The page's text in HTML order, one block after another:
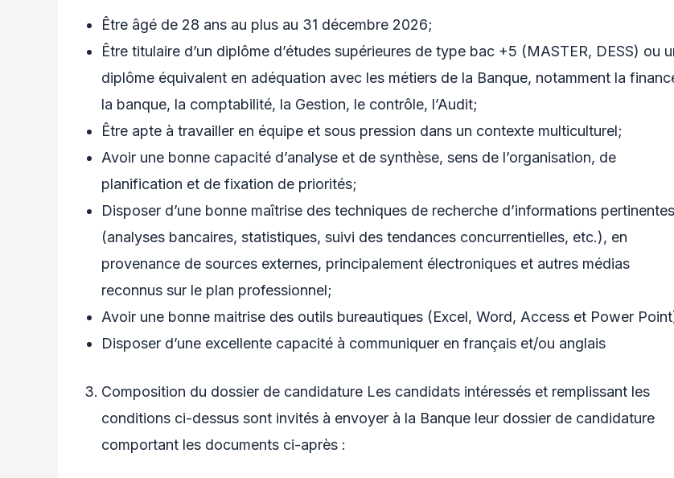
Être âgé de 28 ans au plus au 31 décembre 2026;
Être titulaire d’un diplôme d’études supérieures de type bac +5 (MASTER, DESS) ou
diplôme équivalent en adéquation avec les métiers de la Banque, notamment la
la banque, la comptabilité, la Gestion, le contrôle, l’Audit;
Être apte à travailler en équipe et sous pression dans un contexte multiculturel;
Avoir une bonne capacité d’analyse et de synthèse, sens de l’organisation, de
planification et de fixation de priorités;
Disposer d’une bonne maîtrise des techniques de recherche d’informations pertinentes
(analyses bancaires, statistiques, suivi des tendances concurrentielles, etc.), en
provenance de sources externes, principalement électroniques et autres médias
reconnus sur le plan professionnel;
Avoir une bonne maitrise des outils bureautiques (Excel, Word, Access et Power
Disposer d’une excellente capacité à communiquer en français et/ou anglais
Composition du dossier de candidature Les candidats intéressés et remplissant les
conditions ci-dessus sont invités à envoyer à la Banque leur dossier de candidature
comportant les documents ci-après :